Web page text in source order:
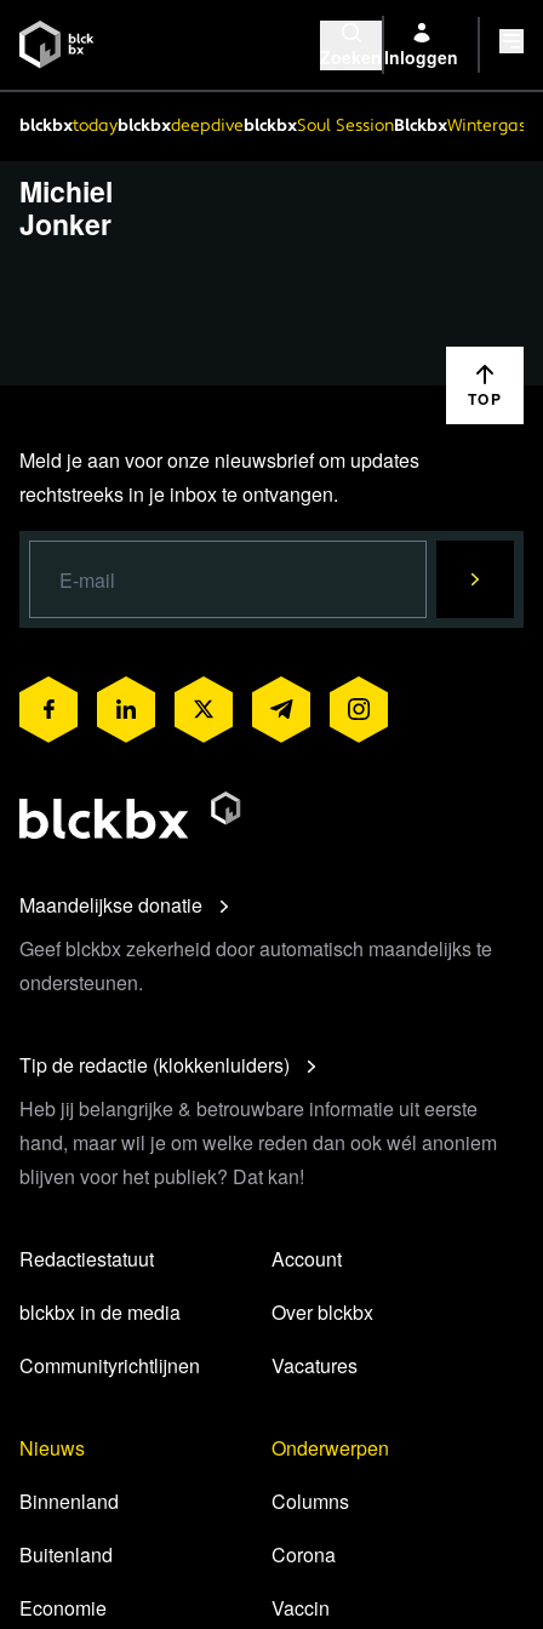
Inloggen
blckbxtodayblckbxdeepdiveblckbxSoul SessionBlckbx
Michiel
Jonker
TOP
Meld je aan voor onze nieuwsbrief om updates
rechtstreeks in je inbox te ontvangen.
Maandelijkse donatie
Geef blckbx zekerheid door automatisch maandelijks te
ondersteunen.
Tip de redactie (klokkenluiders)
Heb jij belangrijke & betrouwbare informatie uit eerste
hand, maar wil je om welke reden dan ook wél anoniem
blijven voor het publiek? Dat kan!
Redactiestatuut
blckbx in de media
Communityrichtlijnen
Account
Over blckbx
Vacatures
Nieuws
Binnenland
Buitenland
Economie
Onderwerpen
Columns
Corona
Vaccin